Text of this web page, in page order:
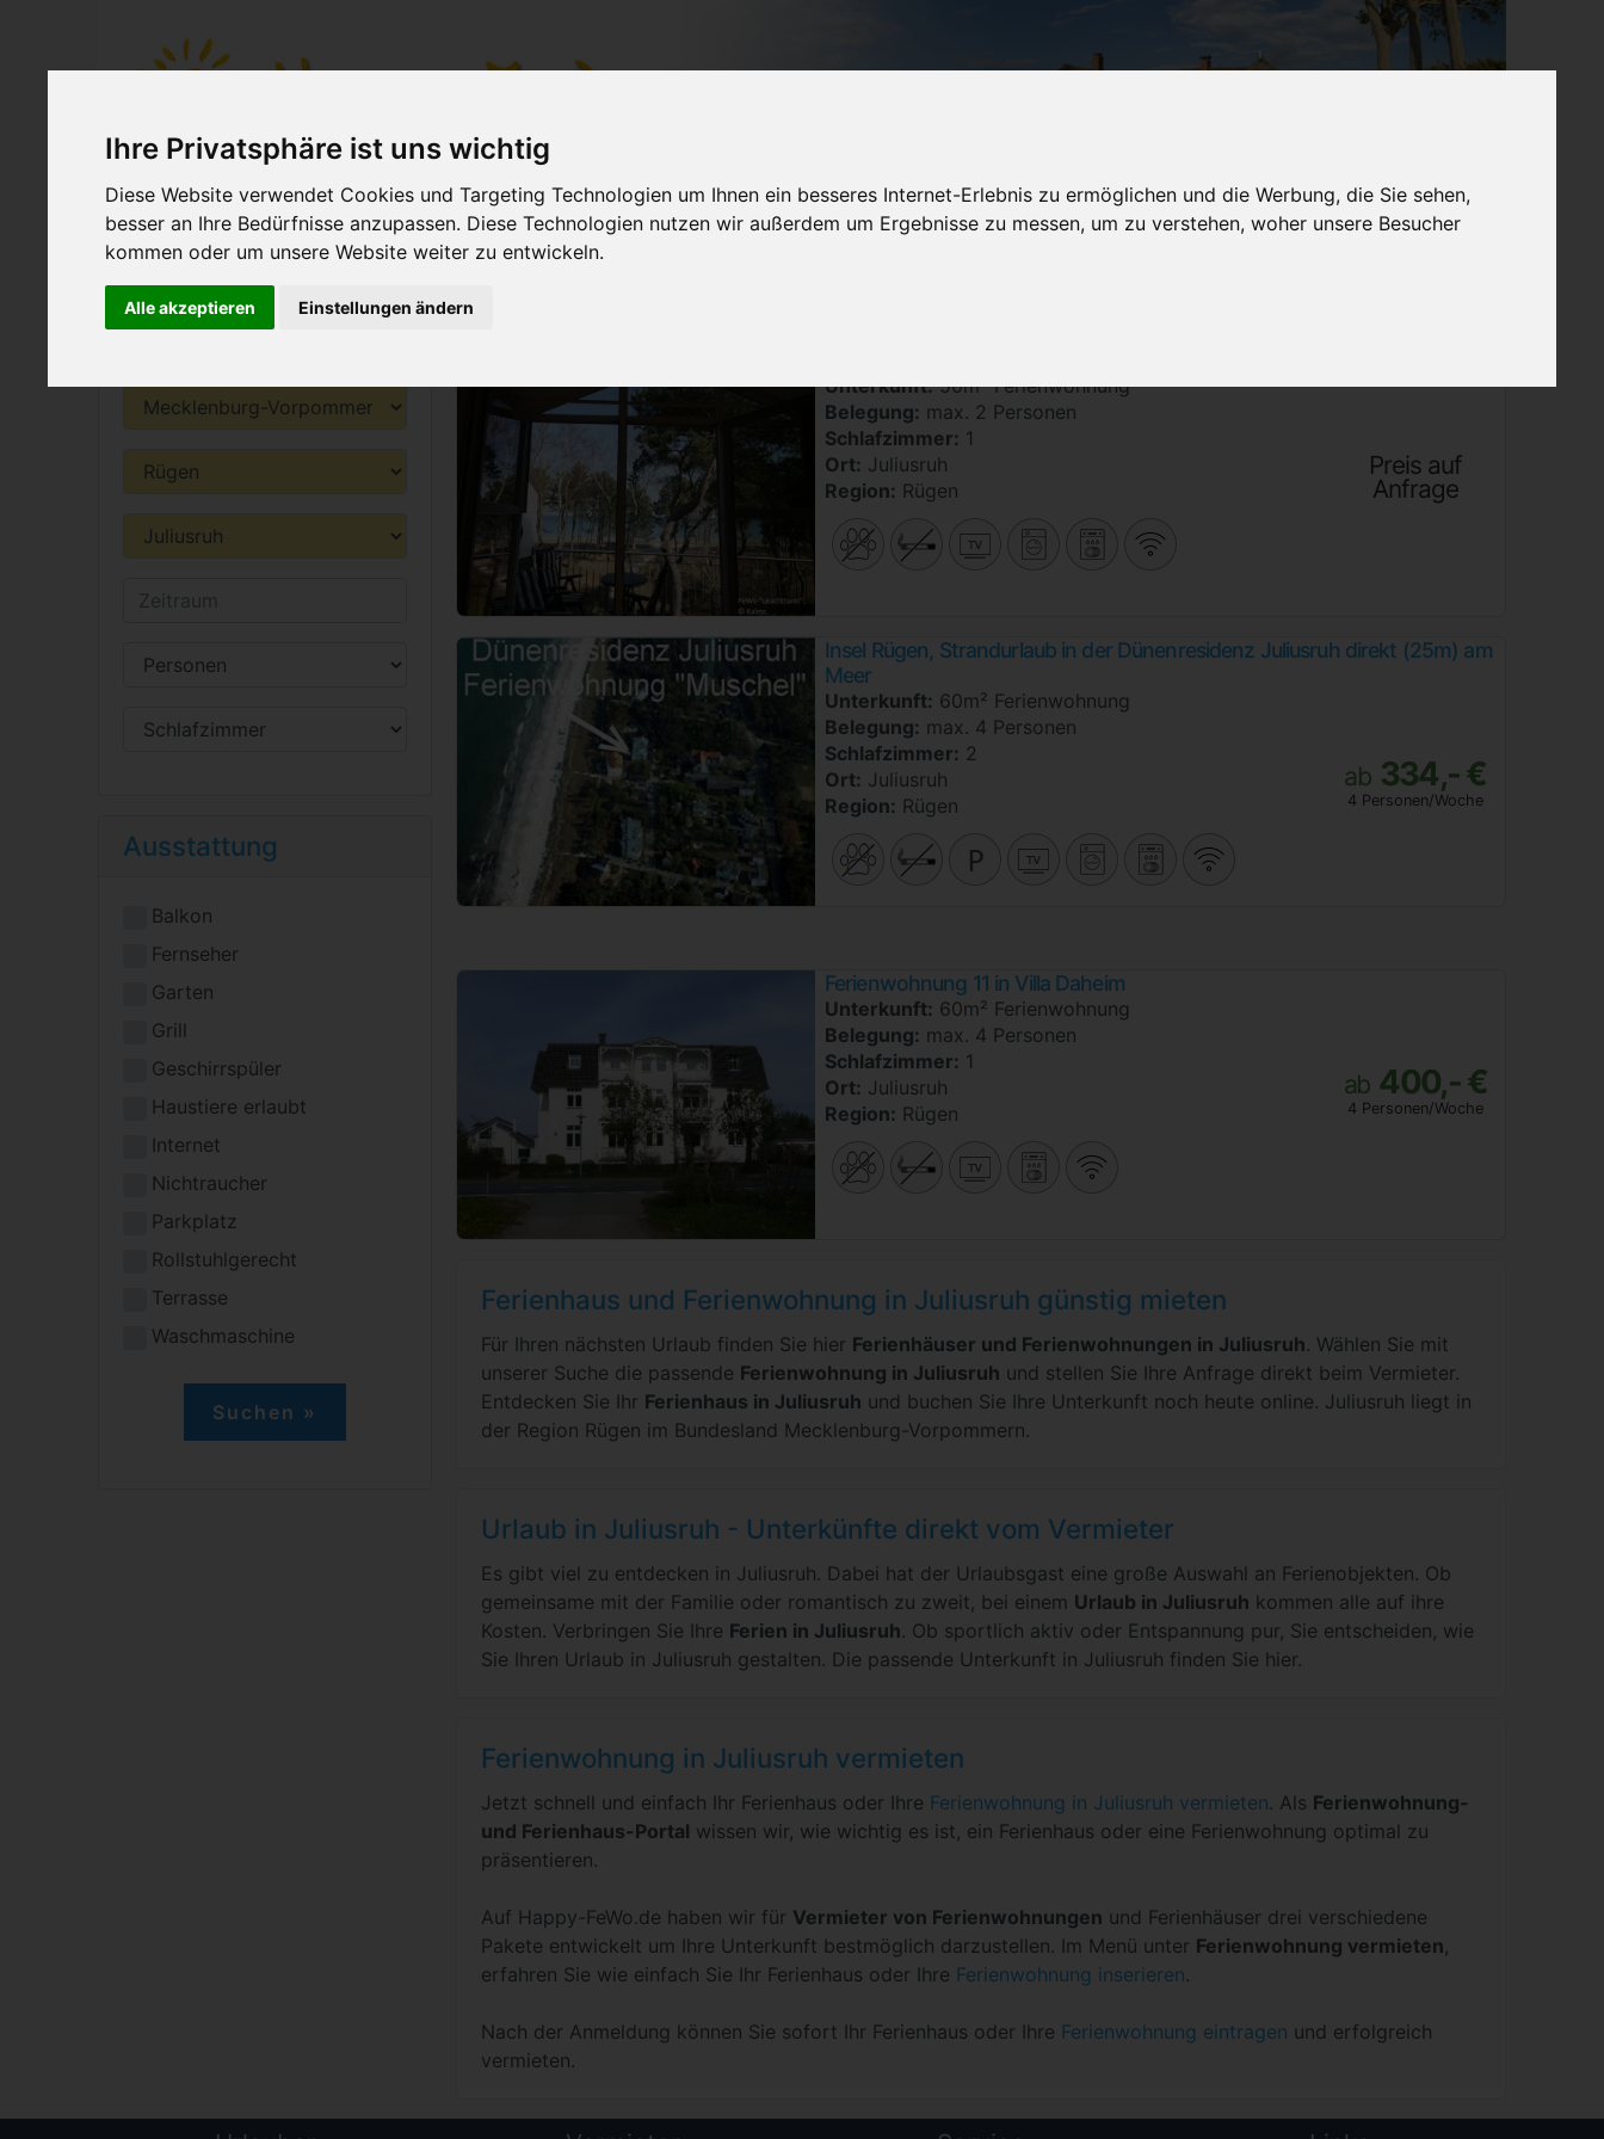
Ihre Privatsphäre ist uns wichtig
Diese Website verwendet Cookies und Targeting Technologien um Ihnen ein besseres Internet-Erlebnis zu ermöglichen und die Werbung, die Sie sehen,
besser an Ihre Bedürfnisse anzupassen. Diese Technologien nutzen wir außerdem um Ergebnisse zu messen, um zu verstehen, woher unsere Besucher
kommen oder um unsere Website weiter zu entwickeln.
Alle akzeptieren Einstellungen ändern
Home(current)
Ferienwohnung suchen Regionen Themen Service Ferienwohnung vermieten Vermieter-Login
Ferienwohnung
suchen
Ausstattung
Balkon
Fernseher
Garten
Grill
Geschirrspüler
Haustiere erlaubt
Internet
Nichtraucher
Parkplatz
Rollstuhlgerecht
Terrasse
Waschmaschine
Ferienwohnungen und Ferienhäuser in Juliusruh
Unterkunft:50m² Ferienwohnung
Belegung: max. 2 Personen
Schlafzimmer: 1
Ort: Juliusruh
Region: Rügen
Preis auf
Anfrage
Insel Rügen, Strandurlaub in der Dünenresidenz Juliusruh direkt (25m) am
Meer
Unterkunft: 60m² Ferienwohnung
Belegung: max. 4 Personen
Schlafzimmer: 2
Ort: Juliusruh
Region: Rügen
ab 334,- €
4 Personen/Woche
Ferienwohnung 11 in Villa Daheim
Unterkunft: 60m² Ferienwohnung
Belegung: max. 4 Personen
Schlafzimmer: 1
Ort: Juliusruh
Region: Rügen
ab 400,- €
4 Personen/Woche
Ferienhaus und Ferienwohnung in Juliusruh günstig mieten
Für Ihren nächsten Urlaub finden Sie hier Ferienhäuser und Ferienwohnungen in Juliusruh. Wählen Sie mit
unserer Suche die passende Ferienwohnung in Juliusruh und stellen Sie Ihre Anfrage direkt beim Vermieter.
Entdecken Sie Ihr Ferienhaus in Juliusruh und buchen Sie Ihre Unterkunft noch heute online. Juliusruh liegt in
der Region Rügen im Bundesland Mecklenburg-Vorpommern.
Urlaub in Juliusruh - Unterkünfte direkt vom Vermieter
Es gibt viel zu entdecken in Juliusruh. Dabei hat der Urlaubsgast eine große Auswahl an Ferienobjekten. Ob
gemeinsame mit der Familie oder romantisch zu zweit, bei einem Urlaub in Juliusruh kommen alle auf ihre
Kosten. Verbringen Sie Ihre Ferien in Juliusruh. Ob sportlich aktiv oder Entspannung pur, Sie entscheiden, wie
Sie Ihren Urlaub in Juliusruh gestalten. Die passende Unterkunft in Juliusruh finden Sie hier.
Ferienwohnung in Juliusruh vermieten
Jetzt schnell und einfach Ihr Ferienhaus oder Ihre Ferienwohnung in Juliusruh vermieten. Als Ferienwohnung-
und Ferienhaus-Portal wissen wir, wie wichtig es ist, ein Ferienhaus oder eine Ferienwohnung optimal zu
präsentieren.
Auf Happy-FeWo.de haben wir für Vermieter von Ferienwohnungen und Ferienhäuser drei verschiedene
Pakete entwickelt um Ihre Unterkunft bestmöglich darzustellen. Im Menü unter Ferienwohnung vermieten
erfahren Sie wie einfach Sie Ihr Ferienhaus oder Ihre Ferienwohnung inserieren.
Nach der Anmeldung können Sie sofort Ihr Ferienhaus oder Ihre Ferienwohnung eintragen und erfolgreich
vermieten.